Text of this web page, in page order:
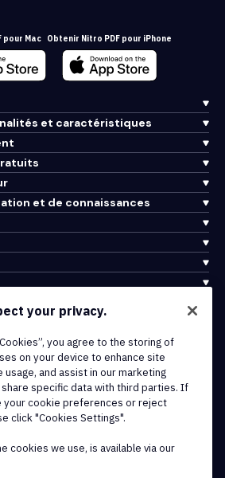
pour Mac Obtenir Nitro PDF pour iPhone
et caractéristiques
et de connaissances
politiques
your privacy.
you agree to the storing of
on your device to enhance site
usage, and assist in our marketing
specific data with third parties. If
your cookie preferences or reject
click "Cookies Settings".
cookies we use, is available via our